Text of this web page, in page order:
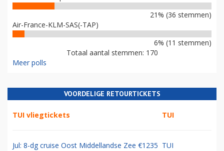
21% (36 stemmen)
Air-France-KLM-SAS(-TAP)
6% (11 stemmen)
Totaal aantal stemmen: 170
Meer polls
VOORDELIGE RETOURTICKETS
TUI vliegtickets TUI
Jul: 8-dg cruise Oost Middellandse Zee €1235 TUI